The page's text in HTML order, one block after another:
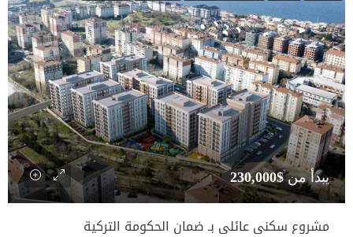
يبدأ من$230,000
مشروع سكني عائلي بـ ضمان الحكومة التركية